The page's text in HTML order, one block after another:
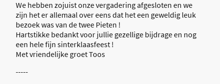
We hebben zojuist onze vergadering afgesloten en we
zijn het er allemaal over eens dat het een geweldig leuk
bezoek was van de twee Pieten !
Hartstikke bedankt voor jullie gezellige bijdrage en nog
een hele fijn sinterklaasfeest !
Met vriendelijke groet Toos
-----